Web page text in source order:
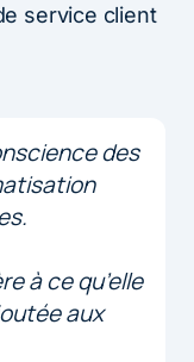
service client
des
à ce qu’elle
aux